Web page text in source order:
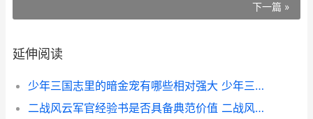
下一篇 »
延伸阅读
少年三国志里的暗金宠有哪些相对强大 少年三国志的游戏
二战风云军官经验书是否具备典范价值 二战风云军衔